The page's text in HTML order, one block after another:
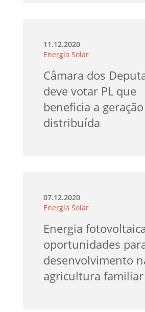
11.12.2020
Energia Solar
Câmara dos
deve votar PL que
beneficia a geração
distribuída
07.12.2020
Energia Solar
Energia
oportunidades
desenvolvimento
agricultura familiar